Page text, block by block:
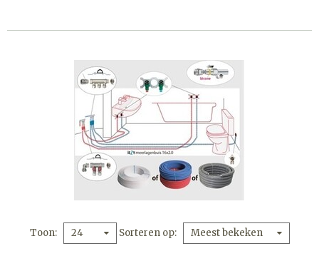
Toon 24 Sorteren op Meest bekeken